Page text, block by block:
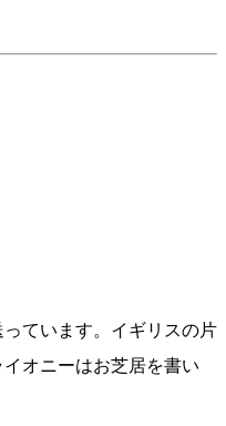
ています。イギリスの片
オニーはお芝居を書い